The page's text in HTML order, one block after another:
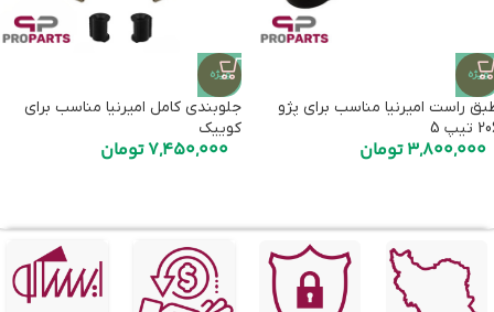
ویژه
راست امیرنیا مناسب برای پژو
تیپ 5
3,800,000تومان
ویژه
جلوبندی کامل امیرنیا مناسب برای
کوییک
7,450,000تومان